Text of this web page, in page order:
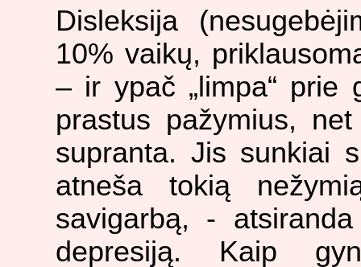
Disleksija
10% vaikų,
– ir ypač „limpa“ prie
prastus pažymius,
supranta. Jis sunkiai
atneša tokią
savigarbą, -
depresiją. Kaip